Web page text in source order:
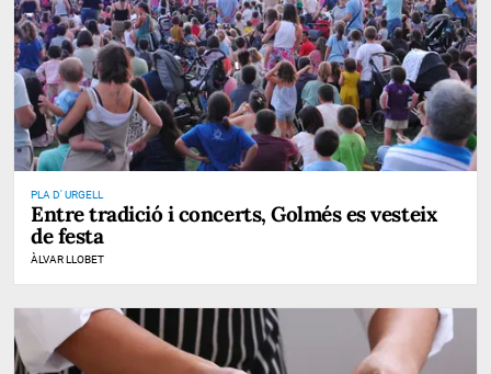
PLA D' URGELL
Entre tradició i concerts, Golmés es vesteix
de festa
ÀLVAR LLOBET